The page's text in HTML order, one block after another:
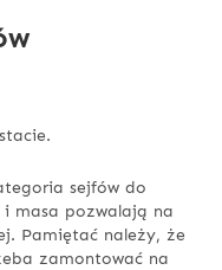
sejfów do
masa pozwalają na
Pamiętać należy, że
zamontować na